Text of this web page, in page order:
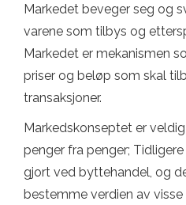
Markedet beveger seg og
varene som tilbys og
Markedet er mekanismen
priser og beløp som skal
transaksjoner.
Markedskonseptet er
penger fra penger;
gjort ved byttehandel, og
bestemme verdien av